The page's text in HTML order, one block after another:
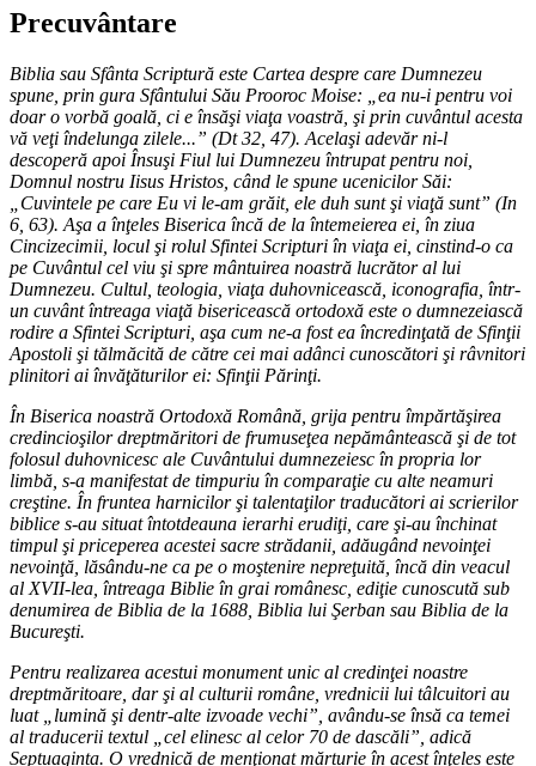
Precuvântare
Biblia sau Sfânta Scriptură este Cartea despre care Dumnezeu
spune, prin gura Sfântului Său Prooroc Moise: „ea nu-i pentru voi
doar o vorbă goală, ci e însăşi viaţa voastră, şi prin cuvântul acesta
vă veţi îndelunga zilele...” (Dt 32, 47). Acelaşi adevăr ni-l
descoperă apoi Însuşi Fiul lui Dumnezeu întrupat pentru noi,
Domnul nostru Iisus Hristos, când le spune ucenicilor Săi:
„Cuvintele pe care Eu vi le-am grăit, ele duh sunt şi viaţă sunt” (In
6, 63). Aşa a înţeles Biserica încă de la întemeierea ei, în ziua
Cincizecimii, locul şi rolul Sfintei Scripturi în viaţa ei, cinstind-o ca
pe Cuvântul cel viu şi spre mântuirea noastră lucrător al lui
Dumnezeu. Cultul, teologia, viaţa duhovnicească, iconografia, într-
un cuvânt întreaga viaţă bisericească ortodoxă este o dumnezeiască
rodire a Sfintei Scripturi, aşa cum ne-a fost ea încredinţată de Sfinţii
Apostoli şi tălmăcită de către cei mai adânci cunoscători şi râvnitori
plinitori ai învăţăturilor ei: Sfinţii Părinţi.
În Biserica noastră Ortodoxă Română, grija pentru împărtăşirea
credincioşilor dreptmăritori de frumuseţea nepământească şi de tot
folosul duhovnicesc ale Cuvântului dumnezeiesc în propria lor
limbă, s-a manifestat de timpuriu în comparaţie cu alte neamuri
creştine. În fruntea harnicilor şi talentaţilor traducători ai scrierilor
biblice s-au situat întotdeauna ierarhi erudiţi, care şi-au închinat
timpul şi priceperea acestei sacre strădanii, adăugând nevoinţei
nevoinţă, lăsându-ne ca pe o moştenire nepreţuită, încă din veacul
al XVII-lea, întreaga Biblie în grai românesc, ediţie cunoscută sub
denumirea de Biblia de la 1688, Biblia lui Şerban sau Biblia de la
Bucureşti.
Pentru realizarea acestui monument unic al credinţei noastre
dreptmăritoare, dar şi al culturii române, vrednicii lui tâlcuitori au
luat „lumină şi dentr-alte izvoade vechi”, avându-se însă ca temei
al traducerii textul „cel elinesc al celor 70 de dascăli”, adică
Septuaginta. O vrednică de menţionat mărturie în acest înţeles este